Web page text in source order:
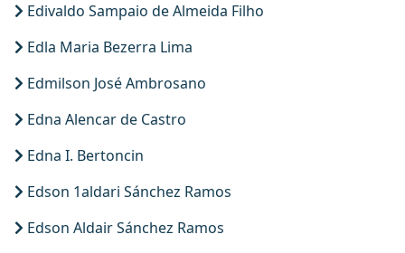
Edivaldo Sampaio de Almeida Filho
Edla Maria Bezerra Lima
Edmilson José Ambrosano
Edna Alencar de Castro
Edna I. Bertoncin
Edson 1aldari Sánchez Ramos
Edson Aldair Sánchez Ramos